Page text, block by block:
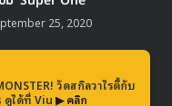
25, 2020
วัดสกิลวาไรตี้กับ
ได้ที่ Viu ▶ คลิก